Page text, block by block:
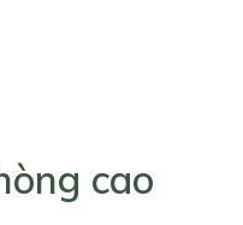
cao